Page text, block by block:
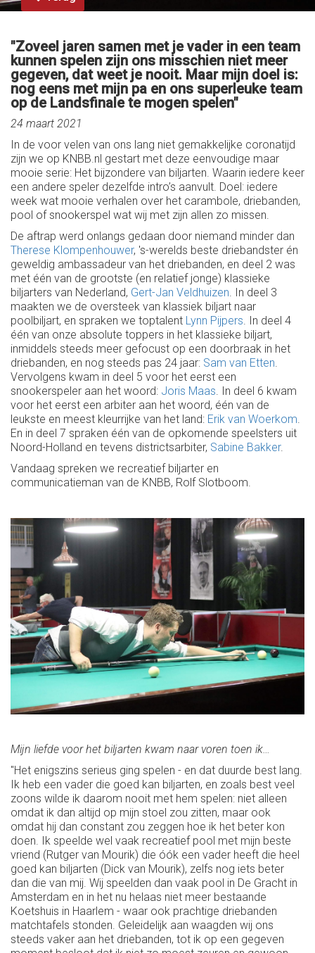
"Zoveel jaren samen met je vader in een team
kunnen spelen zijn ons misschien niet meer
gegeven, dat weet je nooit. Maar mijn doel is:
nog eens met mijn pa en ons superleuke team
op de Landsfinale te mogen spelen"
24 maart 2021
In de voor velen van ons lang niet gemakkelijke coronatijd
zijn we op KNBB.nl gestart met deze eenvoudige maar
mooie serie: Het bijzondere van biljarten. Waarin iedere keer
een andere speler dezelfde intro’s aanvult. Doel: iedere
week wat mooie verhalen over het carambole, driebanden,
pool of snookerspel wat wij met zijn allen zo missen.
De aftrap werd onlangs gedaan door niemand minder dan
Therese Klompenhouwer, 's-werelds beste driebandster én
geweldig ambassadeur van het driebanden, en deel 2 was
met één van de grootste (en relatief jonge) klassieke
biljarters van Nederland, Gert-Jan Veldhuizen. In deel 3
maakten we de oversteek van klassiek biljart naar
poolbiljart, en spraken we toptalent Lynn Pijpers. In deel 4
één van onze absolute toppers in het klassieke biljart,
inmiddels steeds meer gefocust op een doorbraak in het
driebanden, en nog steeds pas 24 jaar: Sam van Etten.
Vervolgens kwam in deel 5 voor het eerst een
snookerspeler aan het woord: Joris Maas. In deel 6 kwam
voor het eerst een arbiter aan het woord, één van de
leukste en meest kleurrijke van het land: Erik van Woerkom.
En in deel 7 spraken één van de opkomende speelsters uit
Noord-Holland en tevens districtsarbiter, Sabine Bakker.
Vandaag spreken we recreatief biljarter en
communicatieman van de KNBB, Rolf Slotboom.
Mijn liefde voor het biljarten kwam naar voren toen ik…
"Het enigszins serieus ging spelen - en dat duurde best lang.
Ik heb een vader die goed kan biljarten, en zoals best veel
zoons wilde ik daarom nooit met hem spelen: niet alleen
omdat ik dan altijd op mijn stoel zou zitten, maar ook
omdat hij dan constant zou zeggen hoe ik het beter kon
doen. Ik speelde wel vaak recreatief pool met mijn beste
vriend (Rutger van Mourik) die óók een vader heeft die heel
goed kan biljarten (Dick van Mourik), zelfs nog iets beter
dan die van mij. Wij speelden dan vaak pool in De Gracht in
Amsterdam en in het nu helaas niet meer bestaande
Koetshuis in Haarlem - waar ook prachtige driebanden
matchtafels stonden. Geleidelijk aan waagden wij ons
steeds vaker aan het driebanden, tot ik op een gegeven